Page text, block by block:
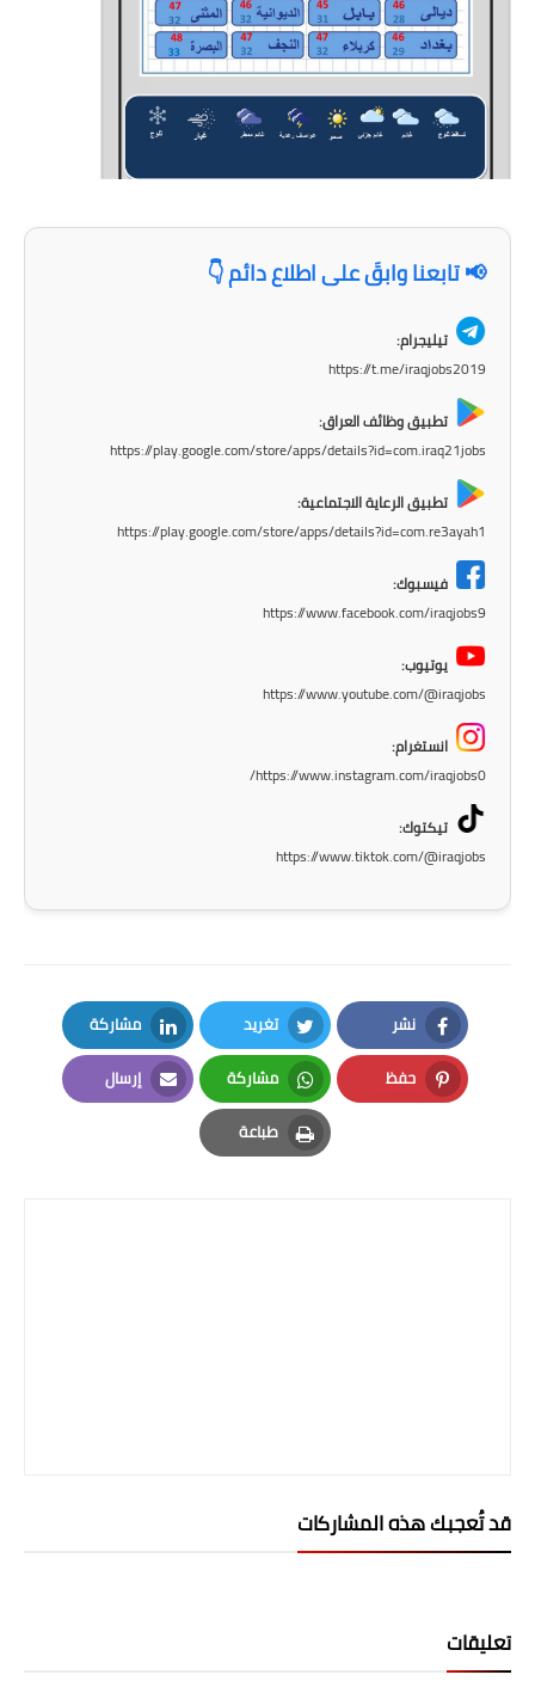
المرحلة الابتدائية
المرحلة المتوسطة
المرحلة الاعدادية
اخبار وقرارات وزارة التعليم
العالي
الطقس
صحة وطب
📢 تابعنا وابقَ على اطلاع دائم 👇
تيليجرام:
https://t.me/iraqjobs2019
تطبيق وظائف العراق:
https://play.google.com/store/apps/details?id=com.iraq21jobs
تطبيق الرعاية الاجتماعية:
https://play.google.com/store/apps/details?id=com.re3ayah1
فيسبوك:
https://www.facebook.com/iraqjobs9
يوتيوب:
https://www.youtube.com/@iraqjobs
انستغرام:
https://www.instagram.com/iraqjobs0/
تيكتوك:
https://www.tiktok.com/@iraqjobs
نشر
Facebook
تغريد
Twitter
مشاركة
LinkedIn
حفظ
Pinterest
مشاركة
Whatsapp
إرسال
Email
طباعة
Print
قد تُعجبك هذه المشاركات
تعليقات